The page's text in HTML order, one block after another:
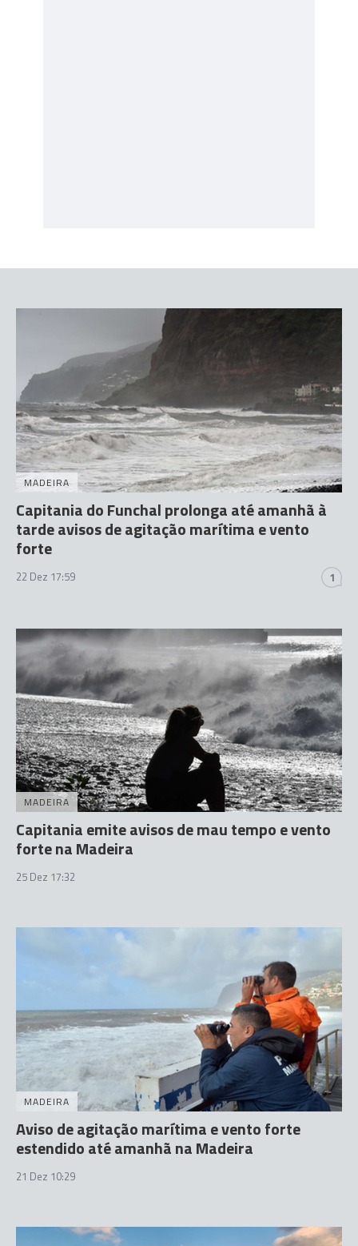
MADEIRA
Capitania do Funchal prolonga até amanhã à
tarde avisos de agitação marítima e vento
forte
22 Dez 17:59 1
MADEIRA
Capitania emite avisos de mau tempo e vento
forte na Madeira
25 Dez 17:32
MADEIRA
Aviso de agitação marítima e vento forte
estendido até amanhã na Madeira
21 Dez 10:29